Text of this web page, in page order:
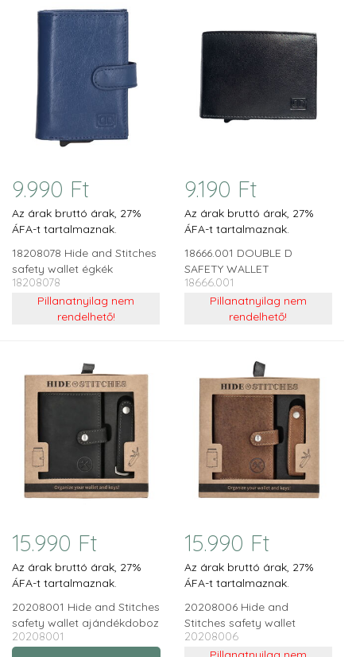
9.990 Ft
Az árak bruttó árak, 27%
ÁFA-t tartalmaznak.
18208078 Hide and Stitches
safety wallet égkék
18208078
Pillanatnyilag nem
rendelhető!
9.190 Ft
Az árak bruttó árak, 27%
ÁFA-t tartalmaznak.
18666.001 DOUBLE D
SAFETY WALLET
18666.001
Pillanatnyilag nem
rendelhető!
15.990 Ft
Az árak bruttó árak, 27%
ÁFA-t tartalmaznak.
20208001 Hide and Stitches
safety wallet ajándékdoboz
fekete
20208001
15.990 Ft
Az árak bruttó árak, 27%
ÁFA-t tartalmaznak.
20208006 Hide and
Stitches safety wallet
ajándékdoboz barna
20208006